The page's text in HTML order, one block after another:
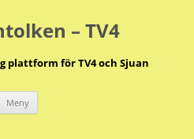
– TV4
plattform för TV4 och Sjuan
Meny